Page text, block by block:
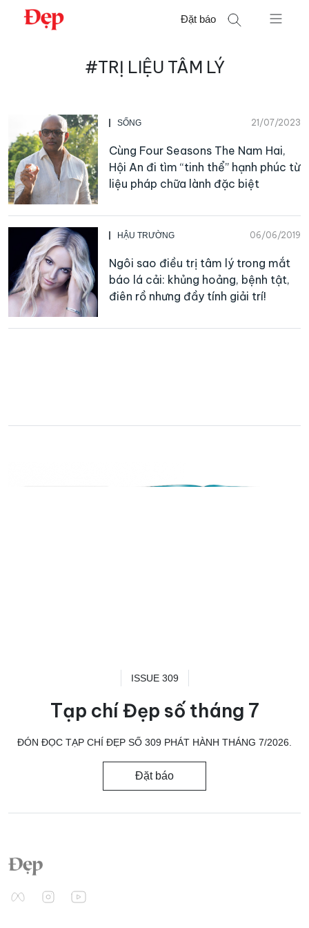
Chuyển
Đặt báo
#TRỊ LIỆU TÂM LÝ
SỐNG 21/07/2023
Cùng Four Seasons The Nam Hai,
Hội An đi tìm “tinh thể” hạnh phúc từ
liệu pháp chữa lành đặc biệt
HẬU TRƯỜNG 06/06/2019
Ngôi sao điều trị tâm lý trong mắt
báo lá cải: khủng hoảng, bệnh tật,
điên rồ nhưng đầy tính giải trí!
ISSUE 309
Tạp chí Đẹp số tháng 7
ĐÓN ĐỌC TẠP CHÍ ĐẸP SỐ 309 PHÁT HÀNH THÁNG 7/2026.
Đặt báo